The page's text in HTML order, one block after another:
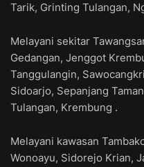
Tarik, Grinting Tulangan,
Melayani sekitar
Gedangan, Jenggot
Tanggulangin,
Sidoarjo, Sepanjang
Tulangan, Krembung .
Melayani kawasan
Wonoayu, Sidorejo Krian,